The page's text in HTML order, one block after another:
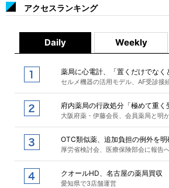
アクセスランキング
Daily Weekly
薬局に心電計、「置くだけでなく
セルメ機器の活用モデル、AF受診接
府内薬局の行政処分「極めて重く
大阪府薬・伊藤会長、会員薬局と明
OTC類似薬、追加負担の例外を明
厚労省検討会、医療保険部会に報告
クオールHD、名古屋の薬局買収
愛知県で3店舗運営